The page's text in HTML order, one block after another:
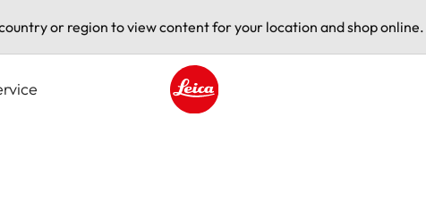
or region to view content for your location and shop online.